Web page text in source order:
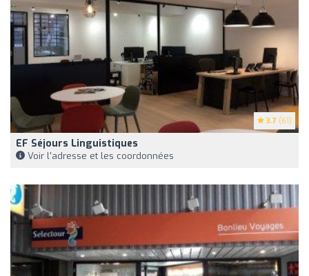
3.7 (61)
EF Séjours Linguistiques
Voir l'adresse et les coordonnées